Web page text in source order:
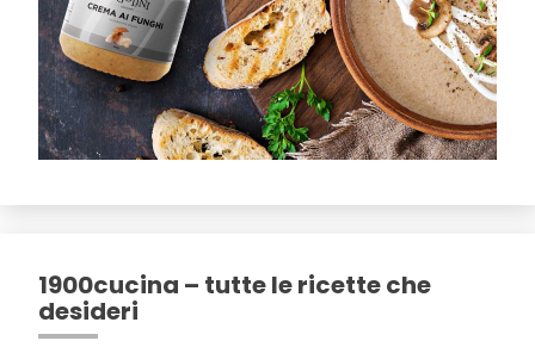
1900cucina – tutte le ricette che
desideri